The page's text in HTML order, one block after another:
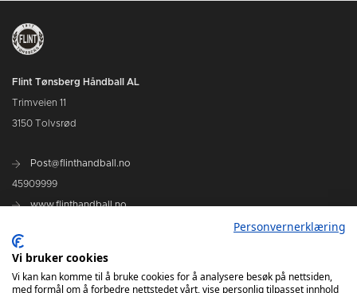
Flint Tønsberg Håndball AL
Trimveien 11
3150 Tolvsrød
Post@flinthandball.no
45909999
www.flinthandball.no
Personvernerklæring
Vi bruker cookies
Vi kan kan komme til å bruke cookies for å analysere besøk på nettsiden,
med formål om å forbedre nettstedet vårt, vise personlig tilpasset innhold